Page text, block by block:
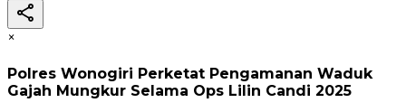
×
Polres Wonogiri Perketat Pengamanan Waduk
Gajah Mungkur Selama Ops Lilin Candi 2025